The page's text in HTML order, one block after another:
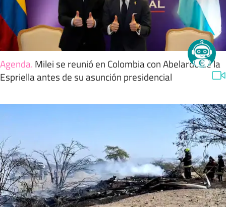
Agenda. Milei se reunió en Colombia con Abelardo de la
Espriella antes de su asunción presidencial